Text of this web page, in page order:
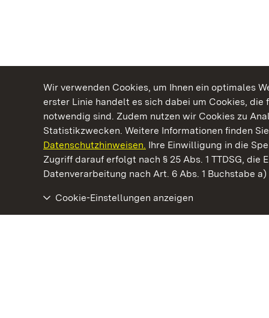
Wir verwenden Cookies, um Ihnen ein optimales
erster Linie handelt es sich dabei um Cookies, die
notwendig sind. Zudem nutzen wir Cookies zu
Statistikzwecken. Weitere Informationen finden
Datenschutzhinweisen. Ihre Einwilligung in die
Zugriff darauf erfolgt nach § 25 Abs. 1 TTDSG, die
Datenverarbeitung nach Art. 6 Abs. 1 Buchstabe a)
Cookie-Einstellungen anzeigen
Kommen. Staunen. Genießen.